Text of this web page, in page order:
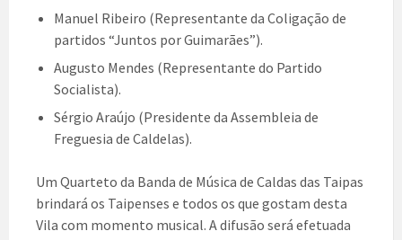
Manuel Ribeiro (Representante da Coligação de
partidos “Juntos por Guimarães”).
Augusto Mendes (Representante do Partido
Socialista).
Sérgio Araújo (Presidente da Assembleia de
Freguesia de Caldelas).
Um Quarteto da Banda de Música de Caldas das Taipas
brindará os Taipenses e todos os que gostam desta
Vila com momento musical. A difusão será efetuada